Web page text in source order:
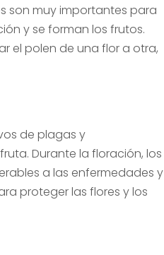
son muy importantes para
y se forman los frutos.
el polen de una flor a otra,
de plagas y
Durante la floración, los
a las enfermedades y
proteger las flores y los